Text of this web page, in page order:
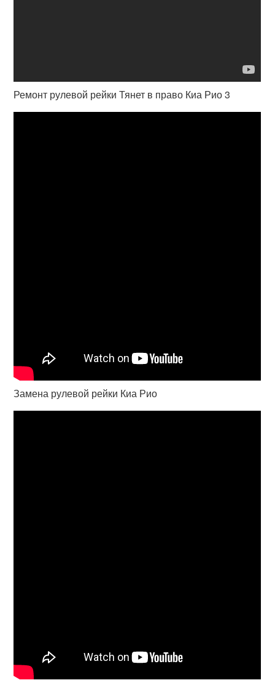
Ремонт рулевой рейки Тянет в право Киа Рио 3
Замена рулевой рейки Киа Рио